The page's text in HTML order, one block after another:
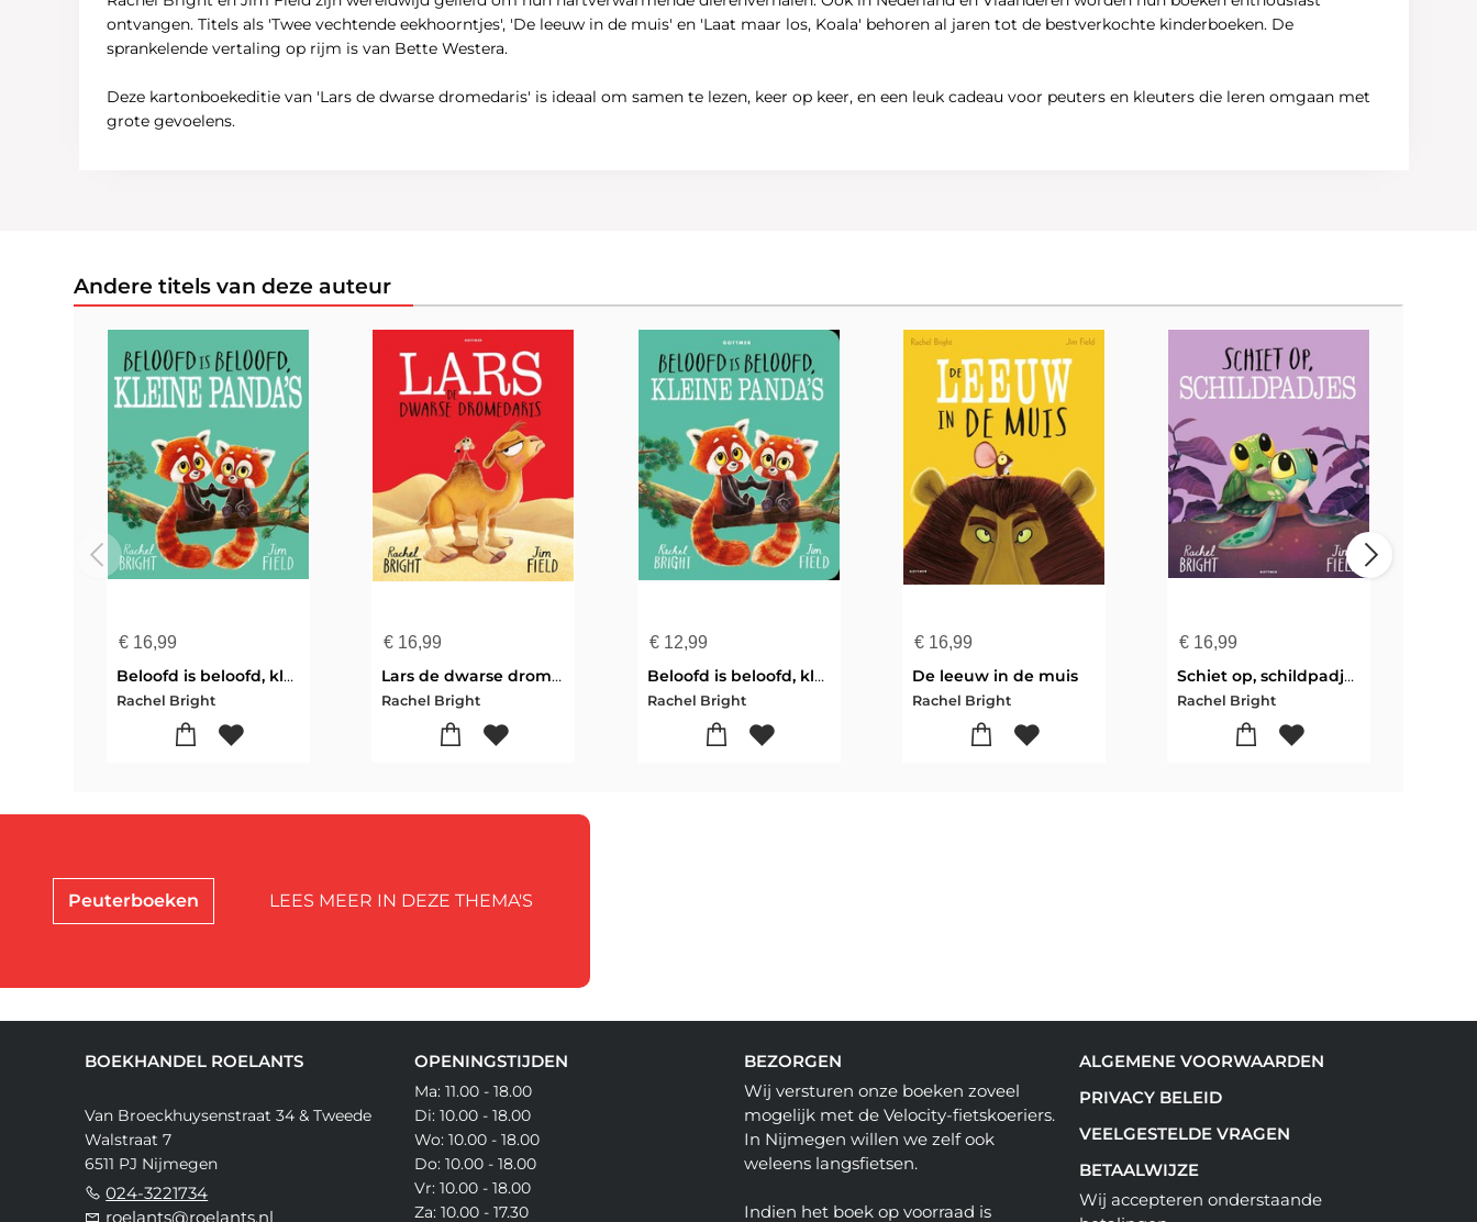
ontvangen. Titels als 'Twee vechtende eekhoorntjes', 'De leeuw in de muis' en 'Laat maar los, Koala' behoren al jaren tot de bestverkochte kinderboeken. De
sprankelende vertaling op rijm is van Bette Westera.
Deze kartonboekeditie van 'Lars de dwarse dromedaris' is ideaal om samen te lezen, keer op keer, en een leuk cadeau voor peuters en kleuters die leren omgaan met
grote gevoelens.
Andere titels van deze auteur
€ 16,99
Beloofd is beloofd, kleine panda's
Rachel Bright
€ 16,99
Lars de dwarse dromedaris
Rachel Bright
€12,99
Beloofd is beloofd, kleine panda's
Rachel Bright
€16,99
De leeuw in de muis
Rachel Bright
€ 16,99
Schiet op, schildpadjes
Rachel Bright
Peuterboeken LEES MEER IN DEZE THEMA'S
BOEKHANDEL ROELANTS
Van Broeckhuysenstraat 34 & Tweede
Walstraat 7
6511 PJ Nijmegen
024-3221734
roelants@roelants.nl
OPENINGSTIJDEN
Ma: 11.00 - 18.00
Di: 10.00 - 18.00
Wo: 10.00 - 18.00
Do: 10.00 - 18.00
Vr: 10.00 - 18.00
Za: 10.00 - 17.30
BEZORGEN
Wij versturen onze boeken zoveel
mogelijk met de Velocity-fietskoeriers.
In Nijmegen willen we zelf ook
weleens langsfietsen.
Indien het boek op voorraad is
ALGEMENE VOORWAARDEN
PRIVACY BELEID
VEELGESTELDE VRAGEN
BETAALWIJZE
Wij accepteren onderstaande